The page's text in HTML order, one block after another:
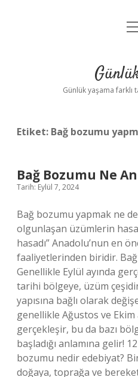
Yasal
Günlük yaşama farklı
Etiket: Bağ bozumu
Bağ Bozumu Ne
Tarih: Eylül 7, 2024
Bağ bozumu yapmak ne
olgunlaşan üzümlerin
hasadı” Anadolu’nun en
faaliyetlerinden biridir.
Genellikle Eylül ayında
tarihi bölgeye, üzüm
yapısına bağlı olarak
genellikle Ağustos ve Ekim
gerçekleşir, bu da bazı
başladığı anlamına gelir!
bozumu nedir edebiyat?
doğaya, toprağa ve